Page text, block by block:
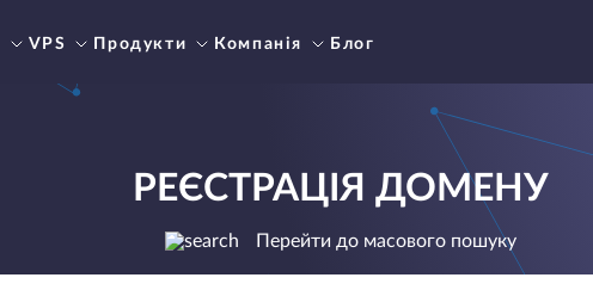
VPS Продукти Компанія Блог
РЕЄСТРАЦІЯ ДОМЕНУ
Перейти до масового пошуку